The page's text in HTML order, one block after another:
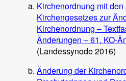
Kirchenordnung mit
Kirchengesetzes zur
Kirchenordnung –
Änderungen – 61. KO-
(Landessynode 2016)
Änderung der